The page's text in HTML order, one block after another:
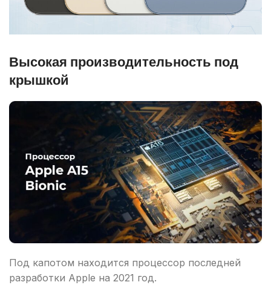
Высокая производительность под
крышкой
Под капотом находится процессор последней
разработки Apple на 2021 год.